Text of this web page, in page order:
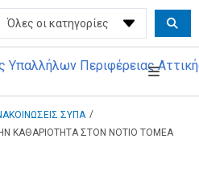
ΣΥΠΑ /
ΚΑΘΑΡΙΟΤΗΤΑ ΣΤΟΝ ΝΟΤΙΟ ΤΟΜΕΑ